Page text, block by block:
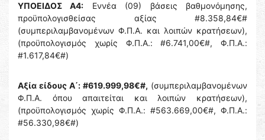
ΥΠΟΕΙΔΟΣ Α4: Εννέα (09) βάσεις βαθμονόμησης,
προϋπολογισθείσας αξίας #8.358,84€#
(συμπεριλαμβανομένων Φ.Π.Α. και λοιπών κρατήσεων),
(προϋπολογισμός χωρίς Φ.Π.Α.: #6.741,00€#, Φ.Π.Α.:
#1.617,84€#)
Αξία είδους Α΄: #619.999,98€#, (συμπεριλαμβανομένων
Φ.Π.Α. όπου απαιτείται και λοιπών κρατήσεων),
(προϋπολογισμός χωρίς Φ.Π.Α.: #563.669,00€#, Φ.Π.Α.:
#56.330,98€#)